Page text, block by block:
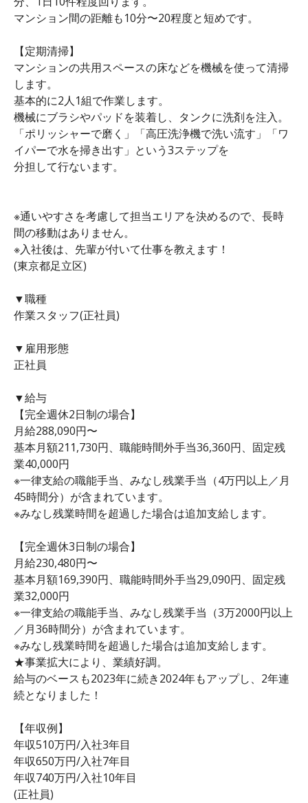
マンション間の距離も10分〜20程度と短めです。
【定期清掃】
マンションの共用スペースの床などを機械を使って清掃
します。
基本的に2人1組で作業します。
機械にブラシやパッドを装着し、タンクに洗剤を注入。
「ポリッシャーで磨く」「高圧洗浄機で洗い流す」「ワ
イパーで水を掃き出す」という3ステップを
分担して行ないます。
※通いやすさを考慮して担当エリアを決めるので、長時
間の移動はありません。
※入社後は、先輩が付いて仕事を教えます！
(東京都足立区)
▼職種
作業スタッフ(正社員)
▼雇用形態
正社員
▼給与
【完全週休2日制の場合】
月給288,090円〜
基本月額211,730円、職能時間外手当36,360円、固定残
業40,000円
※一律支給の職能手当、みなし残業手当（4万円以上／月
45時間分）が含まれています。
※みなし残業時間を超過した場合は追加支給します。
【完全週休3日制の場合】
月給230,480円〜
基本月額169,390円、職能時間外手当29,090円、固定残
業32,000円
※一律支給の職能手当、みなし残業手当（3万2000円以上
／月36時間分）が含まれています。
※みなし残業時間を超過した場合は追加支給します。
★事業拡大により、業績好調。
給与のベースも2023年に続き2024年もアップし、2年連
続となりました！
【年収例】
年収510万円/入社3年目
年収650万円/入社7年目
年収740万円/入社10年目
(正社員)